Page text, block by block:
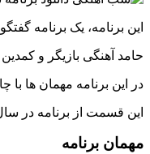
این برنامه، یک برنامه
حامد آهنگی بازیگر و
در این برنامه مهمان ها
این قسمت از برنامه در سال 1400 با مدت 106 دقیقه تولید و در بهمن ماه سال 1400 در شبکه نمایش خانگی
مهمان برنامه